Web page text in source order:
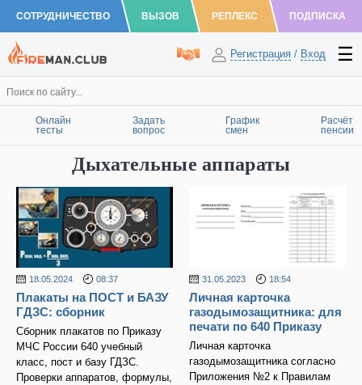
СОТРУДНИЧЕСТВО ВЫЗОВ РЕПЛЕКС ПОДПИСКА
Регистрация / Вход
Онлайн
тесты
Задать
вопрос
График
смен
Расчёт
пенсии
Дыхательные аппараты
18.05.2024 08:37
Плакаты на ПОСТ и БАЗУ
ГДЗС: сборник
Сборник плакатов по Приказу
МЧС России 640 учебный
класс, пост и базу ГДЗС.
Проверки аппаратов, формулы,
31.05.2023 18:54
Личная карточка
газодымозащитника: для
печати по 640 Приказу
Личная карточка
газодымозащитника согласно
Приложения №2 к Правилам